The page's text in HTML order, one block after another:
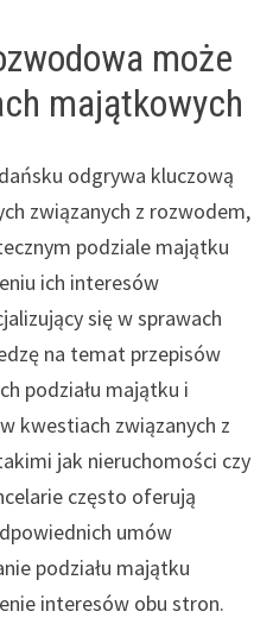
może
majątkowych
odgrywa kluczową
związanych z rozwodem,
podziale majątku
ich interesów
się w sprawach
na temat przepisów
podziału majątku i
kwestiach związanych z
jak nieruchomości czy
często oferują
umów
podziału majątku
interesów obu stron.